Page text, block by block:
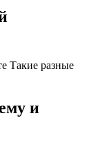
Такие разные
и